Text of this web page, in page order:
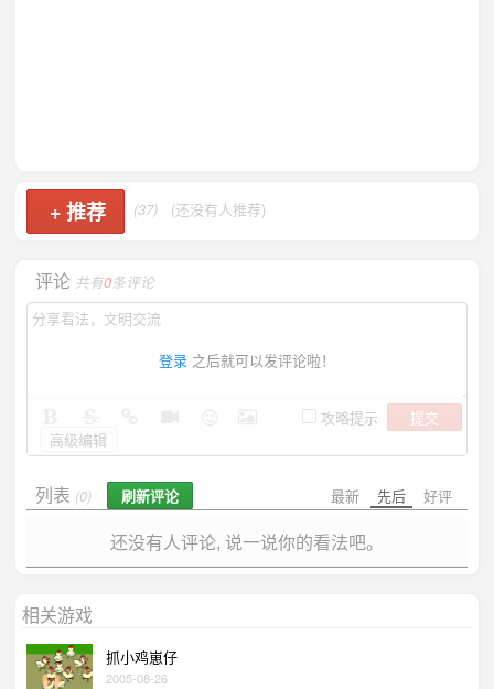
+推荐 (37) (还没有人推荐)
评论 共有0条评论
登录 之后就可以发评论啦！
攻略提示
提交
高级编辑
最新 先后 好评
列表 (0) 刷新评论
还没有人评论, 说一说你的看法吧。
相关游戏
抓小鸡崽仔
2005-08-26